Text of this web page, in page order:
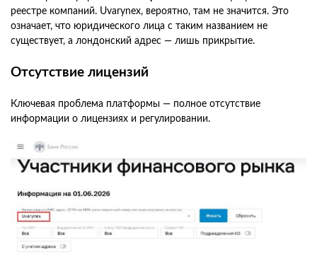
реестре компаний. Uvarynex, вероятно, там не значится. Это
означает, что юридического лица с таким названием не
существует, а лондонский адрес — лишь прикрытие.
Отсутствие лицензий
Ключевая проблема платформы — полное отсутствие
информации о лицензиях и регулировании.